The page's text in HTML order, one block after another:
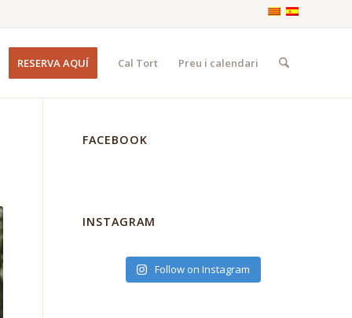
RESERVA AQUÍ Cal Tort Preu i calendari
FACEBOOK
INSTAGRAM
Follow on Instagram